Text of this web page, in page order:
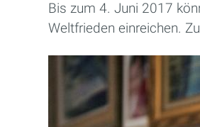
Bis zum 4. Juni 2017
Weltfrieden einreichen.